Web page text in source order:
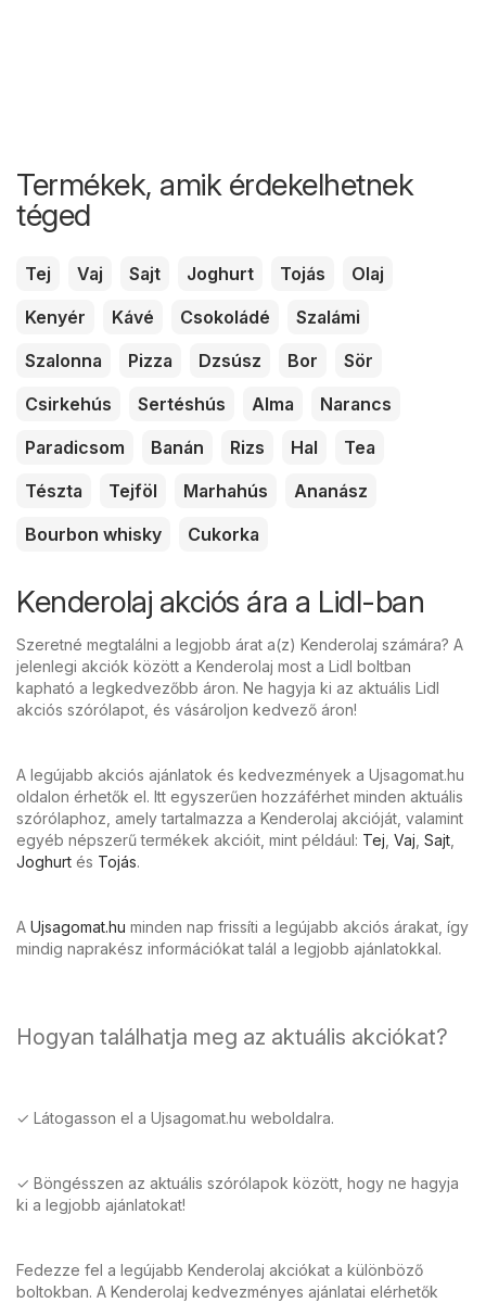
Termékek, amik érdekelhetnek
téged
Tej Vaj Sajt Joghurt Tojás
Olaj
Kenyér
Kávé Csokoládé
Szalámi
Szalonna
Pizza Dzsúsz Bor
Sör
Csirkehús
Sertéshús Alma
Narancs
Paradicsom
Banán Rizs Hal
Tea
Tészta
Tejföl Marhahús
Ananász
Bourbon whisky
Cukorka
Kenderolaj akciós ára a Lidl-ban
Szeretné megtalálni a legjobb árat a(z) Kenderolaj számára? A
jelenlegi akciók között a Kenderolaj most a Lidl boltban
kapható a legkedvezőbb áron. Ne hagyja ki az aktuális Lidl
akciós szórólapot, és vásároljon kedvező áron!
A legújabb akciós ajánlatok és kedvezmények a Ujsagomat.hu
oldalon érhetők el. Itt egyszerűen hozzáférhet minden aktuális
szórólaphoz, amely tartalmazza a Kenderolaj akcióját, valamint
egyéb népszerű termékek akcióit, mint például: Tej Vaj Sajt
Joghurt és Tojás.
A Ujsagomat.hu minden nap frissíti a legújabb akciós árakat, így
mindig naprakész információkat talál a legjobb ajánlatokkal.
Hogyan találhatja meg az aktuális akciókat?
✓ Látogasson el a Ujsagomat.hu weboldalra.
✓ Böngésszen az aktuális szórólapok között, hogy ne hagyja
ki a legjobb ajánlatokat!
Fedezze fel a legújabb Kenderolaj akciókat a különböző
boltokban. A Kenderolaj kedvezményes ajánlatai elérhetők